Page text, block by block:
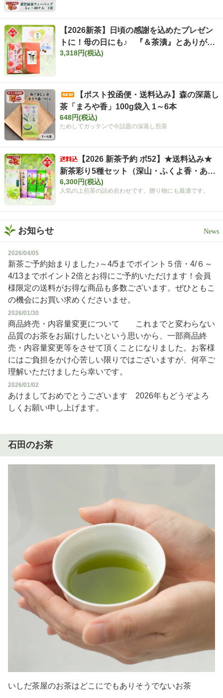
【2026新茶】日頃の感謝を込めたプレゼン
トに！母の日にも♪ 『＆茶漬』とありがと
う新茶セット
3,318円(税込)
【ポスト投函便・送料込み】森の深蒸し
茶「まろや香」100g袋入 1～6本
648円(税込)
ためしてガッテンで今話題の深蒸し煎茶
【2026 新茶予約 ポ52】★送料込み★
新茶彩り5種セット（深山・ふくよ香・あさ
つゆ・さえみどり・薫風各100ｇ）【ポスト
投函便 簡易包装】★5/10まで限定価格★
6,300円(税込)
人気の上煎茶の詰め合わせです。贈り物にも最適です。
お知らせ
2026/04/05
新茶ご予約始まりました♪～4/5までポイント５倍・4/６～
4/13までポイント2倍とお得にご予約いただけます！会員
様限定の送料がお得な商品も多数ございます。ぜひともこ
の機会にお買い求めくださいませ。
2026/01/30
商品終売・内容量変更について これまでと変わらない
品質のお茶をお届けしたいという思いから、一部商品終
売・内容量変更等をさせて頂くことになりました。お客様
にはご負担をかけ心苦しい限りではございますが、何卒ご
理解いただけましたら幸いです。
2026/01/02
あけましておめでとうございます 2026年もどうぞよろ
しくお願い申し上げます。
石田のお茶
いしだ茶屋のお茶はどこにでもありそうでないお茶